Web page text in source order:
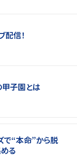
配信！
甲子園とは
“本命”から脱
る